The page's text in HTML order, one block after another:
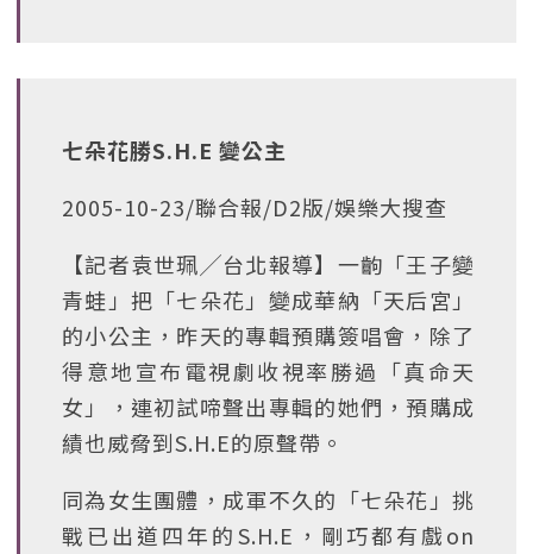
七朵花勝S.H.E 變公主
2005-10-23/聯合報/D2版/娛樂大搜查
【記者袁世珮╱台北報導】一齣「王子變
青蛙」把「七朵花」變成華納「天后宮」
的小公主，昨天的專輯預購簽唱會，除了
得意地宣布電視劇收視率勝過「真命天
女」，連初試啼聲出專輯的她們，預購成
績也威脅到S.H.E的原聲帶。
同為女生團體，成軍不久的「七朵花」挑
戰已出道四年的S.H.E，剛巧都有戲on